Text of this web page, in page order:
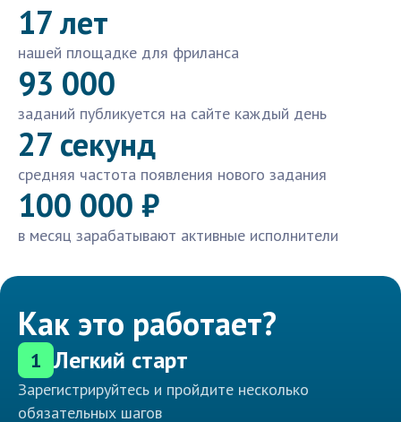
17 лет
нашей площадке для фриланса
93 000
заданий публикуется на сайте каждый день
27 секунд
средняя частота появления нового задания
100 000 ₽
в месяц зарабатывают активные исполнители
Как это работает?
1 Легкий старт
Зарегистрируйтесь и пройдите несколько
обязательных шагов